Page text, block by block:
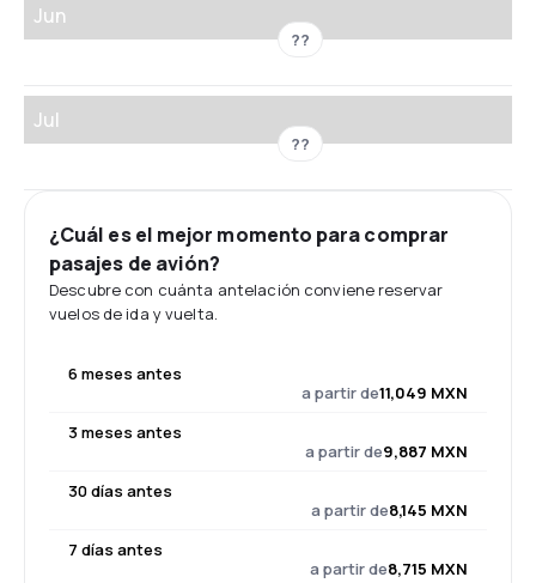
Jun
??
Jul
??
¿Cuál es el mejor momento para comprar
pasajes de avión?
Descubre con cuánta antelación conviene reservar
vuelos de ida y vuelta.
6 meses antes
a partir de11,049 MXN
3 meses antes
a partir de9,887 MXN
30 días antes
a partir de8,145 MXN
7 días antes
a partir de8,715 MXN